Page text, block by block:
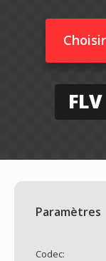
FLV
Paramètres
Codec: